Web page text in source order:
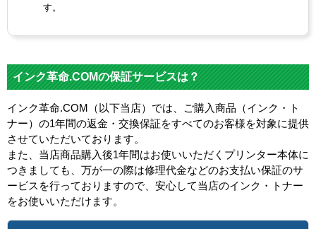
す。
インク革命.COMの保証サービスは？
インク革命.COM（以下当店）では、ご購入商品（インク・ト
ナー）の1年間の返金・交換保証をすべてのお客様を対象に提供
させていただいております。
また、当店商品購入後1年間はお使いいただくプリンター本体に
つきましても、万が一の際は修理代金などのお支払い保証のサ
ービスを行っておりますので、安心して当店のインク・トナー
をお使いいただけます。